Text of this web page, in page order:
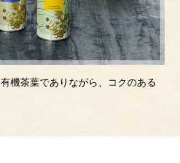
機茶葉でありながら、コクのある